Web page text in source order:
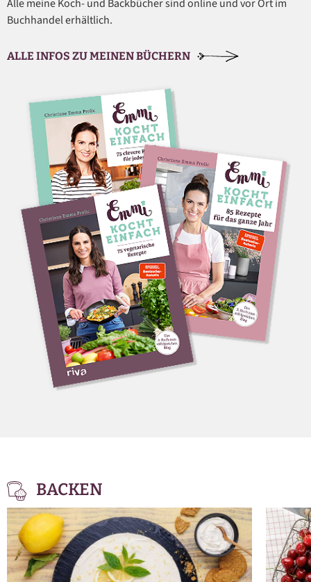
Alle meine Koch- und Backbücher sind online und vor Ort im
Buchhandel erhältlich.
ALLE INFOS ZU MEINEN BÜCHERN
BACKEN